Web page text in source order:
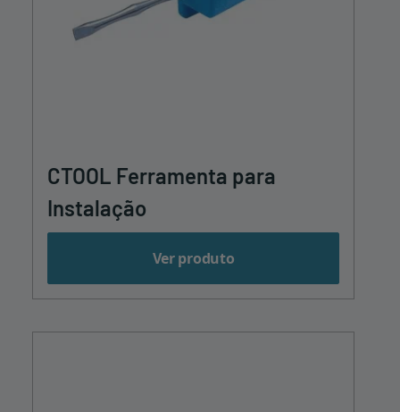
CTOOL Ferramenta para
Instalação
Ver produto